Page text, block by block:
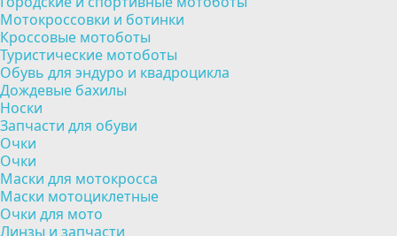
Мотокроссовки и ботинки
Кроссовые мотоботы
Туристические мотоботы
Обувь для эндуро и квадроцикла
Дождевые бахилы
Носки
Запчасти для обуви
Очки
Очки
Маски для мотокросса
Маски мотоциклетные
Очки для мото
Линзы и запчасти